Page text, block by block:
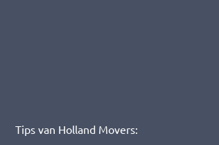
Tips van Holland Movers: